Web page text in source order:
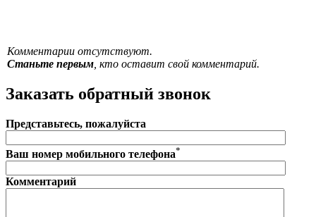
Комментарии отсутствуют.
Станьте первым, кто оставит свой комментарий.
Заказать обратный звонок
Представьтесь, пожалуйста
Ваш номер мобильного телефона*
Комментарий